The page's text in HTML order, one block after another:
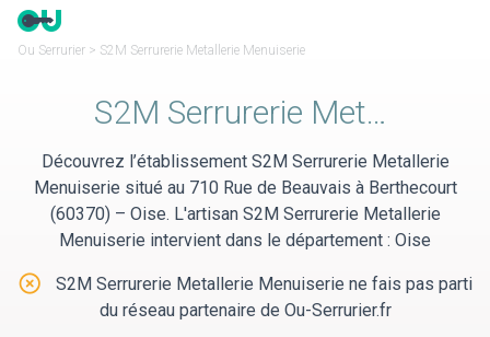
Panneau de gestion des cookies
Ou Serrurier > S2M Serrurerie Metallerie Menuiserie
S2M Serrurerie Metallerie Menuiserie
Découvrez l’établissement S2M Serrurerie Metallerie
Menuiserie situé au 710 Rue de Beauvais à Berthecourt
(60370) – Oise. L'artisan S2M Serrurerie Metallerie
Menuiserie intervient dans le département : Oise
S2M Serrurerie Metallerie Menuiserie ne fais pas parti
du réseau partenaire de Ou-Serrurier.fr